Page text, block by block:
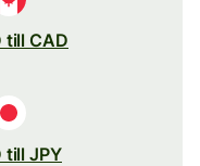
till CAD
till JPY